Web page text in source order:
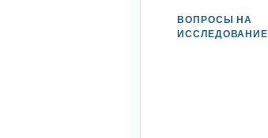
ВОПРОСЫ НА
ИССЛЕДОВАНИЕ